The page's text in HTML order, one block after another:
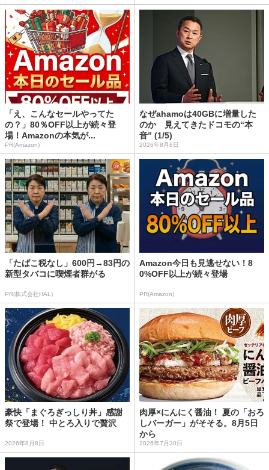
「え、こんなセールやってた
の？」80％OFF以上が続々登
場！Amazonの本気が...
PR(Amazon)
なぜahamoは40GBに増量した
のか 見えてきたドコモの“本
音” (1/5)
2026年8月6日
「たばこ税なし」600円→83円の
新型タバコに喫煙者群がる
PR(株式会社HAL)
Amazon今日も見逃せない！8
0%OFF以上が続々登場
PR(Amazon)
豪快「まぐろぎっしり丼」感謝
祭で登場！ 中とろ入りで贅沢
2026年8月8日
肉厚×にんにく醤油！ 夏の「おろ
しバーガー」がそそる。8月5日
から
2026年7月30日